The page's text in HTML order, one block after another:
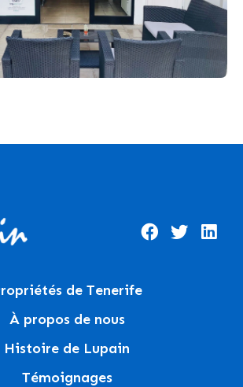
de Tenerife
À propos de nous
Histoire de Lupain
Témoignages